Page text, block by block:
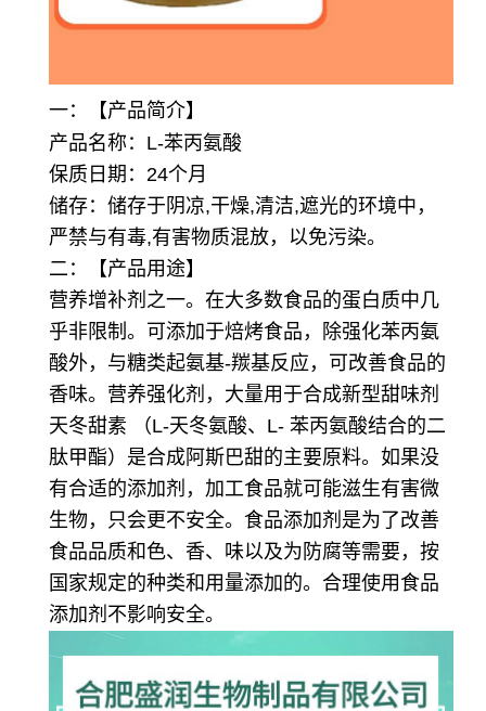
一：【产品简介】
产品名称：L-苯丙氨酸
保质日期：24个月
储存：储存于阴凉,干燥,清洁,遮光的环境中，
严禁与有毒,有害物质混放，以免污染。
二：【产品用途】
营养增补剂之一。在大多数食品的蛋白质中几
乎非限制。可添加于焙烤食品，除强化苯丙氨
酸外，与糖类起氨基-羰基反应，可改善食品的
香味。 营养强化剂，大量用于合成新型甜味剂
天冬甜素 （L-天冬氨酸、L- 苯丙氨酸结合的二
肽甲酯） 是合成阿斯巴甜的主要原料。如果没
有合适的添加剂，加工食品就可能滋生有害微
生物，只会更不安全。食品添加剂是为了改善
食品品质和色、香、味以及为防腐等需要，按
国家规定的种类和用量添加的。合理使用食品
添加剂不影响安全。